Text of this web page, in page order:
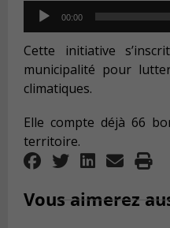
Audio
Player
00:00
Cette initiative
municipalité pour
climatiques.
Elle compte déjà 66
territoire.
Vous aimerez